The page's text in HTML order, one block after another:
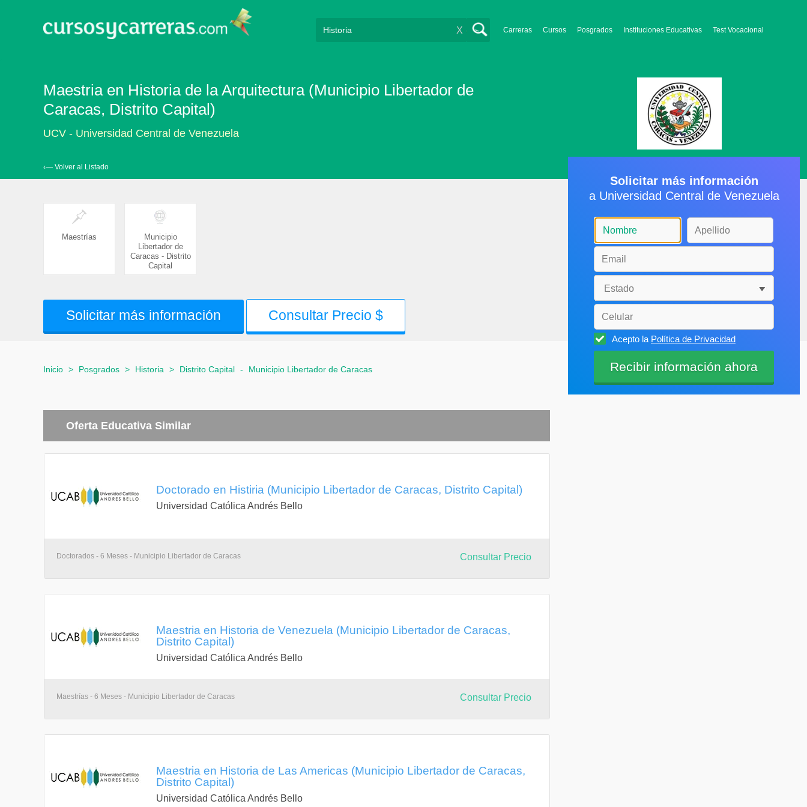
Carreras Cursos Posgrados Instituciones Educativas Test Vocacional
X
Maestria en Historia de la Arquitectura (Municipio Libertador de
Caracas, Distrito Capital)
UCV - Universidad Central de Venezuela
‹— Volver al Listado
Maestrías
Municipio
Libertador de
Caracas - Distrito
Capital
Solicitar más información Consultar Precio $
Inicio > Posgrados > Historia > Distrito Capital - Municipio Libertador de Caracas
Oferta Educativa Similar
Doctorado en Histiria (Municipio Libertador de Caracas, Distrito Capital)
Universidad Católica Andrés Bello
Doctorados - 6 Meses - Municipio Libertador de Caracas Consultar Precio
Maestria en Historia de Venezuela (Municipio Libertador de Caracas,
Distrito Capital)
Universidad Católica Andrés Bello
Maestrías - 6 Meses - Municipio Libertador de Caracas Consultar Precio
Maestria en Historia de Las Americas (Municipio Libertador de Caracas,
Distrito Capital)
Universidad Católica Andrés Bello
Solicitar más información
a Universidad Central de Venezuela
Acepto la Política de Privacidad